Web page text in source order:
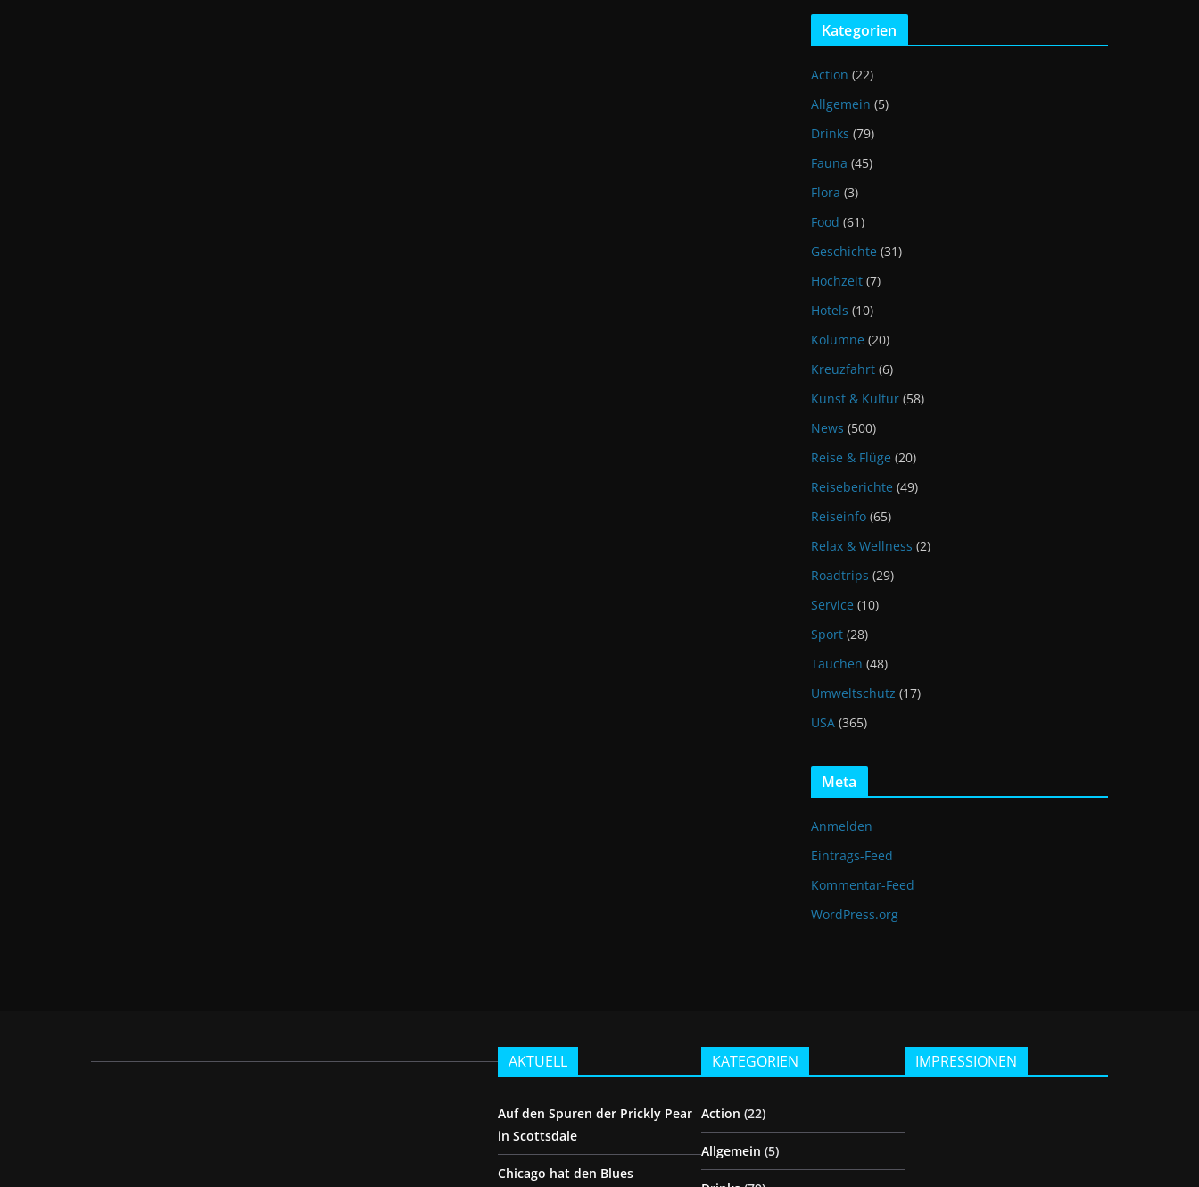
Kategorien
Action (22)
Allgemein (5)
Drinks (79)
Fauna (45)
Flora (3)
Food (61)
Geschichte (31)
Hochzeit (7)
Hotels (10)
Kolumne (20)
Kreuzfahrt (6)
Kunst & Kultur (58)
News (500)
Reise & Flüge (20)
Reiseberichte (49)
Reiseinfo (65)
Relax & Wellness (2)
Roadtrips (29)
Service (10)
Sport (28)
Tauchen (48)
Umweltschutz (17)
USA (365)
Meta
Anmelden
Eintrags-Feed
Kommentar-Feed
WordPress.org
AKTUELL
Auf den Spuren der Prickly Pear
in Scottsdale
Chicago hat den Blues
KATEGORIEN
Action (22)
Allgemein (5)
IMPRESSIONEN